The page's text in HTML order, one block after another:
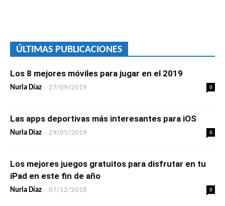
ÚLTIMAS PUBLICACIONES
Los 8 mejores móviles para jugar en el 2019
Nuria Díaz - 27/09/2019 0
Las apps deportivas más interesantes para iOS
Nuria Díaz - 29/05/2019 0
Los mejores juegos gratuitos para disfrutar en tu
iPad en este fin de año
Nuria Díaz - 07/12/2018 0